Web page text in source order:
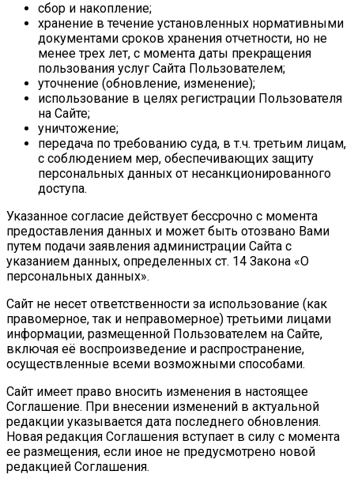
сбор и накопление;
хранение в течение установленных нормативными
документами сроков хранения отчетности, но не
менее трех лет, с момента даты прекращения
пользования услуг Сайта Пользователем;
уточнение (обновление, изменение);
использование в целях регистрации Пользователя
на Сайте;
уничтожение;
передача по требованию суда, в т.ч. третьим лицам,
с соблюдением мер, обеспечивающих защиту
персональных данных от несанкционированного
доступа.
Указанное согласие действует бессрочно с момента
предоставления данных и может быть отозвано Вами
путем подачи заявления администрации Сайта с
указанием данных, определенных ст. 14 Закона «О
персональных данных».
Сайт не несет ответственности за использование (как
правомерное, так и неправомерное) третьими лицами
информации, размещенной Пользователем на Сайте,
включая её воспроизведение и распространение,
осуществленные всеми возможными способами.
Сайт имеет право вносить изменения в настоящее
Соглашение. При внесении изменений в актуальной
редакции указывается дата последнего обновления.
Новая редакция Соглашения вступает в силу с момента
ее размещения, если иное не предусмотрено новой
редакцией Соглашения.